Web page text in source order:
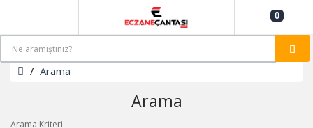
0
Arama
Arama
Arama Kriteri